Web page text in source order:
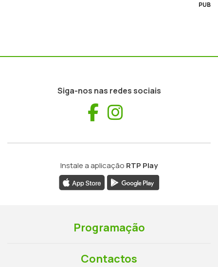
PUB
Siga-nos nas redes sociais
Facebook
Instale a aplicação RTP Play
Programação
Contactos